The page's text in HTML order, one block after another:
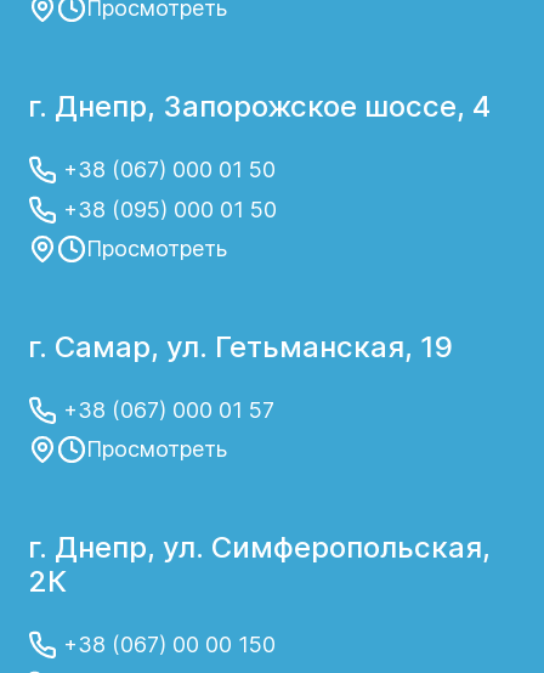
Просмотреть
г. Днепр, Запорожское шоссе, 4
+38 (067) 000 01 50
+38 (095) 000 01 50
Просмотреть
г. Самар, ул. Гетьманская, 19
+38 (067) 000 01 57
Просмотреть
г. Днепр, ул. Симферопольская,
2К
+38 (067) 00 00 150